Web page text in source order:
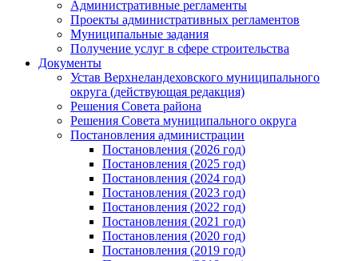
Административные регламенты
Проекты административных регламентов
Муниципальные задания
Получение услуг в сфере строительства
Документы
Устав Верхнеландеховского муниципального
округа (действующая редакция)
Решения Совета района
Решения Совета муниципального округа
Постановления администрации
Постановления (2026 год)
Постановления (2025 год)
Постановления (2024 год)
Постановления (2023 год)
Постановления (2022 год)
Постановления (2021 год)
Постановления (2020 год)
Постановления (2019 год)